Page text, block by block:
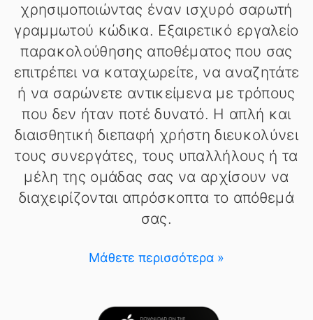
χρησιμοποιώντας έναν ισχυρό σαρωτή
γραμμωτού κώδικα. Εξαιρετικό εργαλείο
παρακολούθησης αποθέματος που σας
επιτρέπει να καταχωρείτε, να αναζητάτε
ή να σαρώνετε αντικείμενα με τρόπους
που δεν ήταν ποτέ δυνατό. Η απλή και
διαισθητική διεπαφή χρήστη διευκολύνει
τους συνεργάτες, τους υπαλλήλους ή τα
μέλη της ομάδας σας να αρχίσουν να
διαχειρίζονται απρόσκοπτα το απόθεμά
σας.
Μάθετε περισσότερα